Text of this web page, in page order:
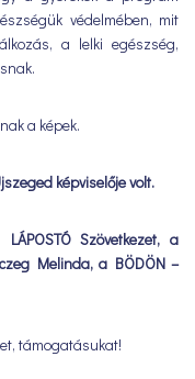
védelmében, mit
a lelki egészség,
a képek.
képviselője volt.
Szövetkezet, a
Melinda, a BÖDÖN –
támogatásukat!